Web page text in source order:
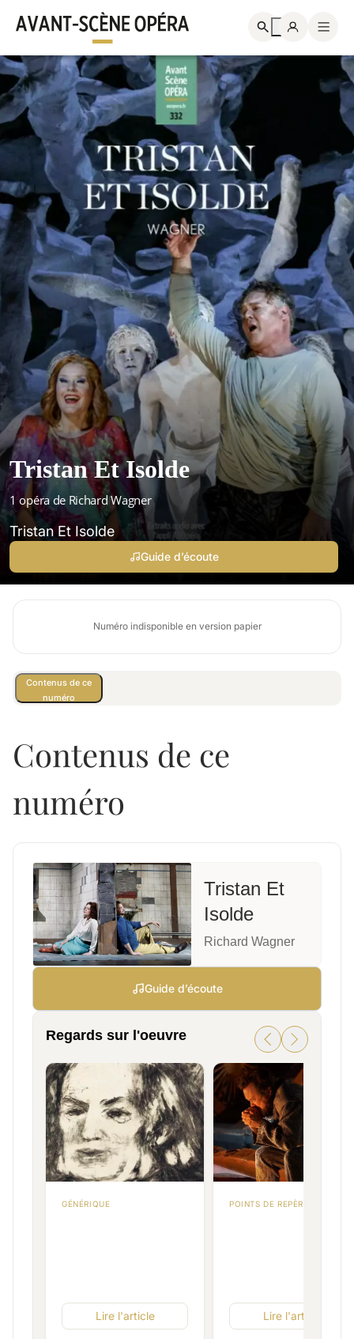
Tristan Et Isolde
1 opéra de Richard Wagner
Tristan Et Isolde
Guide d’écoute
Numéro indisponible en version papier
Contenus de ce
numéro
Contenus de ce
numéro
Tristan Et
Isolde
Richard Wagner
Guide d’écoute
Regards sur l'oeuvre
GÉNÉRIQUE
Lire l'article
POINTS DE REPÈRES
Lire l'article